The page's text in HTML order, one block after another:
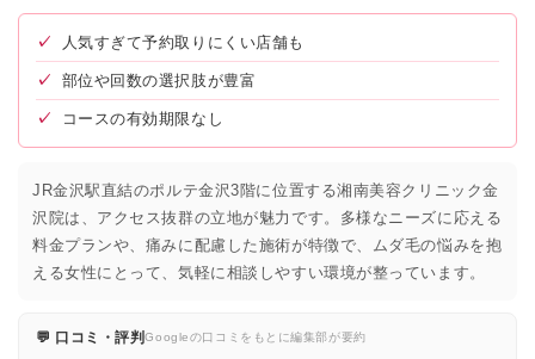
✓ 人気すぎて予約取りにくい店舗も
✓ 部位や回数の選択肢が豊富
✓ コースの有効期限なし
JR金沢駅直結のポルテ金沢3階に位置する湘南美容クリニック金
沢院は、アクセス抜群の立地が魅力です。多様なニーズに応える
料金プランや、痛みに配慮した施術が特徴で、ムダ毛の悩みを抱
える女性にとって、気軽に相談しやすい環境が整っています。
💬 口コミ・評判Googleの口コミをもとに編集部が要約